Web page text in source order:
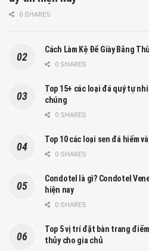
0 SHARES
Cách Làm Kệ Để Giày Bằng
0 SHARES
Top 15+ các loại đá quý tự
chúng
0 SHARES
Top 10 các loại sen đá hiếm
0 SHARES
Condotel là gì? Condotel
hiện nay
0 SHARES
Top 5 vị trí đặt bàn trang
thủy cho gia chủ